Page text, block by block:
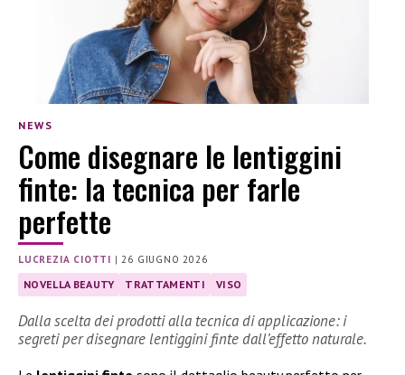
NEWS
Come disegnare le lentiggini
finte: la tecnica per farle
perfette
LUCREZIA CIOTTI |26 GIUGNO 2026
NOVELLA BEAUTY TRATTAMENTI VISO
Dalla scelta dei prodotti alla tecnica di applicazione: i
segreti per disegnare lentiggini finte dall’effetto naturale.